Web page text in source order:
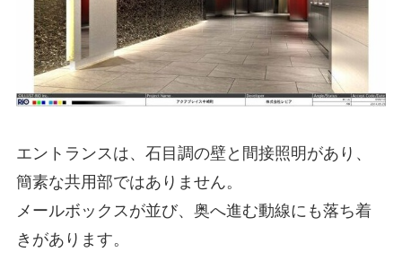
エントランスは、石目調の壁と間接照明があり、
簡素な共用部ではありません。
メールボックスが並び、奥へ進む動線にも落ち着
きがあります。